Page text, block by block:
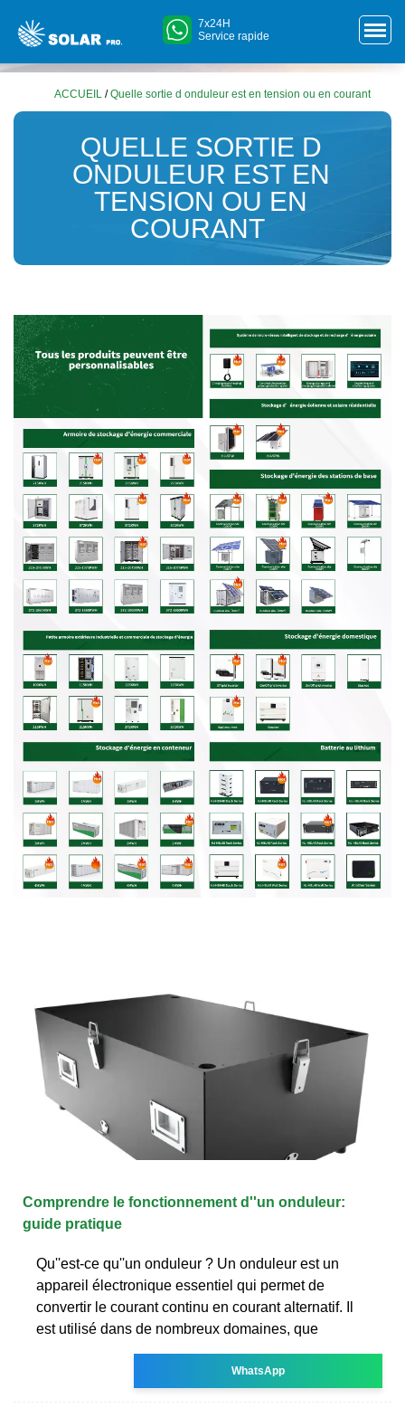
7x24H
Service rapide
ACCUEIL /Quelle sortie d onduleur est en tension ou en courant
QUELLE SORTIE D
ONDULEUR EST EN
TENSION OU EN
COURANT
Comprendre le fonctionnement d''un onduleur:
guide pratique
Qu''est-ce qu''un onduleur ? Un onduleur est un
appareil électronique essentiel qui permet de
convertir le courant continu en courant alternatif. Il
est utilisé dans de nombreux domaines, que
WhatsApp